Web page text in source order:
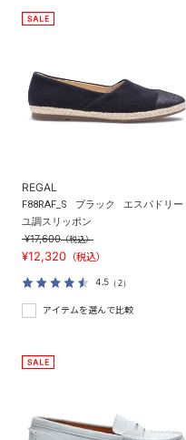
REGAL
F88RAF_S ブラック
エスパドリー
ユ調スリッポン
¥17,600（税込）
¥12,320 （税込）
4.5 （2）
アイテムを選んで比較